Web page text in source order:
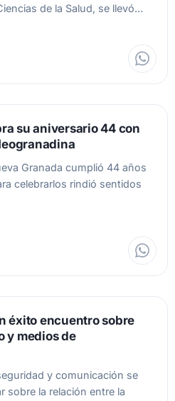
de la Salud, se llevó…
su aniversario 44 con
Granada cumplió 44 años
celebrarlos rindió sentidos
éxito encuentro sobre
y medios de
y comunicación se
sobre la relación entre la